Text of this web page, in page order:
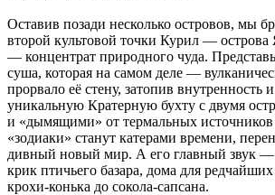
Оставив позади несколько островов, мы
второй культовой точки Курил —
— концентрат природного чуда.
суша, которая на самом деле —
прорвало её стену, затопив внутренность
уникальную Кратерную бухту с двумя
и «дымящими» от термальных
«зодиаки» станут катерами времени,
дивный новый мир. А его главный звук
крик птичьего базара, дома для
крохи-конька до сокола-сапсана.